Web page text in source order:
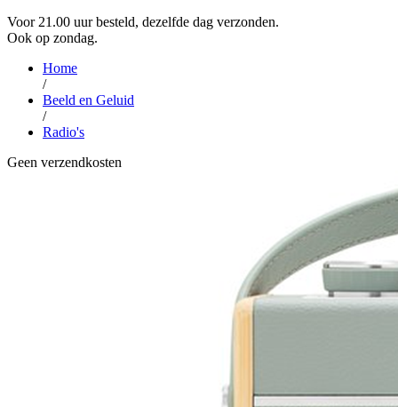
Voor 21.00 uur besteld, dezelfde dag verzonden.
Ook op zondag.
Home
/
Beeld en Geluid
/
Radio's
Geen verzendkosten